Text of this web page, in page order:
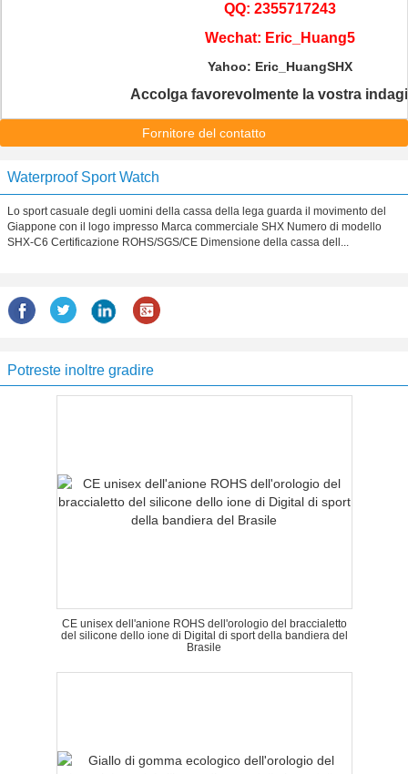
QQ: 2355717243
Wechat: Eric_Huang5
Yahoo: Eric_HuangSHX
Accolga favorevolmente la vostra
Fornitore del contatto
Waterproof Sport Watch
Lo sport casuale degli uomini della cassa della lega guarda il movimento del
Giappone con il logo impresso Marca commerciale SHX Numero di modello
SHX-C6 Certificazione ROHS/SGS/CE Dimensione della cassa dell...
Potreste inoltre gradire
CE unisex dell'anione ROHS dell'orologio del braccialetto
del silicone dello ione di Digital di sport della bandiera del
Brasile